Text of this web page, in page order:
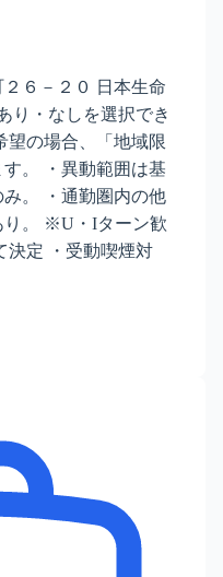
６－２０ 日本生命
り・なしを選択でき
の場合、「地域限
。 ・異動範囲は基
。 ・通勤圏内の他
り。 ※U・Iターン歓
定 ・受動喫煙対